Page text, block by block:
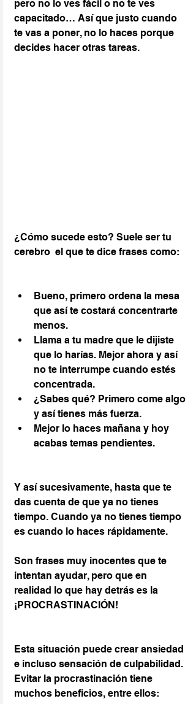
pero no lo ves fácil o no te ves
capacitado… Así que justo cuando
te vas a poner, no lo haces porque
decides hacer otras tareas.
¿Cómo sucede esto? Suele ser tu
cerebro  el que te dice frases como:
Bueno, primero ordena la mesa
que así te costará concentrarte
menos.
Llama a tu madre que le dijiste
que lo harías. Mejor ahora y así
no te interrumpe cuando estés
concentrada.
¿Sabes qué? Primero come algo
y así tienes más fuerza.
Mejor lo haces mañana y hoy
acabas temas pendientes.
Y así sucesivamente, hasta que te
das cuenta de que ya no tienes
tiempo. Cuando ya no tienes tiempo
es cuando lo haces rápidamente.
Son frases muy inocentes que te
intentan ayudar, pero que en
realidad lo que hay detrás es la
¡PROCRASTINACIÓN!
Esta situación puede crear ansiedad
e incluso sensación de culpabilidad.
Evitar la procrastinación tiene
muchos beneficios, entre ellos: